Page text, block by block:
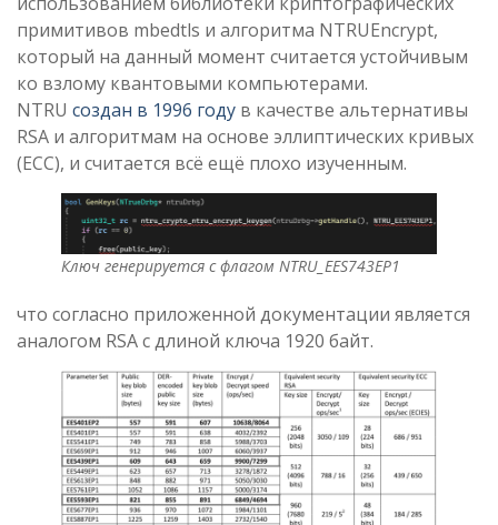
примитивов mbedtls и алгоритма NTRUEncrypt,
который на данный момент считается устойчивым
ко взлому квантовыми компьютерами.
NTRU создан в 1996 году в качестве альтернативы
RSA и алгоритмам на основе эллиптических кривых
(ECC), и считается всё ещё плохо изученным.
Ключ генерируется с флагом NTRU_EES743EP1
что согласно приложенной документации является
аналогом RSA с длиной ключа 1920 байт.